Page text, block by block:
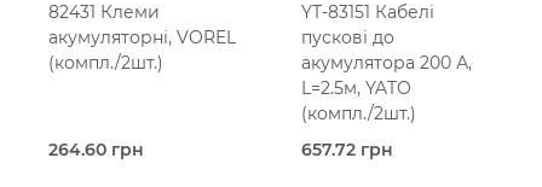
82431 Клеми
акумуляторні, VOREL
(компл./2шт.)
264.60 грн
YT-83151 Кабелі
пускові до
акумулятора 200 А,
L=2.5м, YATO
(компл./2шт.)
657.72 грн